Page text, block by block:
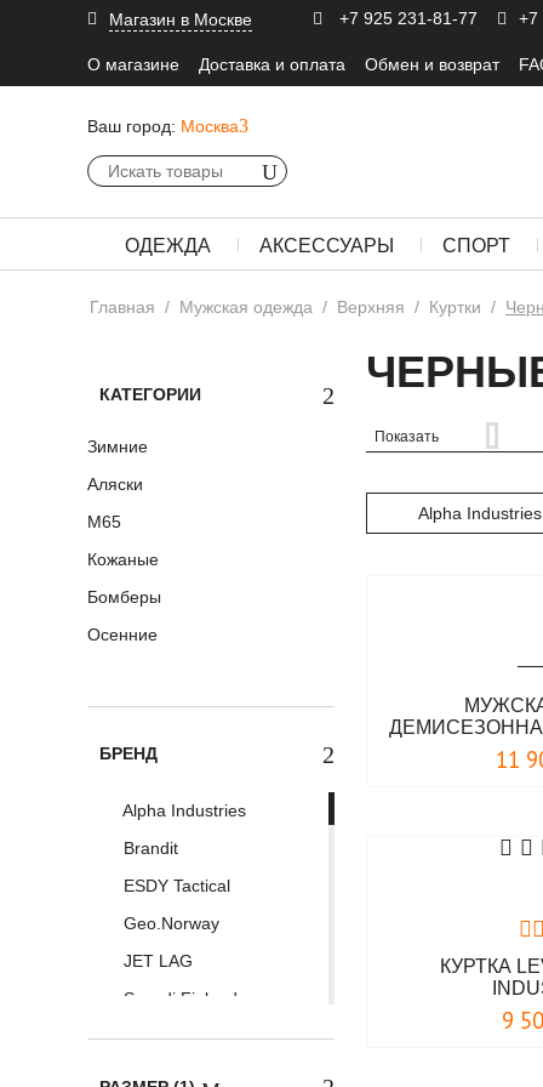
Магазин в Москве +7 925 231-81-77 +7
О магазине Доставка и оплата Обмен и возврат
Ваш город: Москва
ОДЕЖДА АКСЕССУАРЫ СПОРТ
Главная / Мужская одежда / Верхняя / Куртки /
КАТЕГОРИИ
Зимние
Аляски
М65
Кожаные
Бомберы
Осенние
БРЕНД
Alpha Industries
Brandit
ESDY Tactical
Geo.Norway
JET LAG
Scandi Finland
Surplus
Показать
Alpha Industries
11
КУРТКА
9